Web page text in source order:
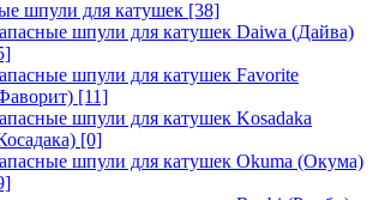
шпули для катушек [38]
шпули для катушек Daiwa (Дайва)
шпули для катушек Favorite
[11]
шпули для катушек Kosadaka
[0]
шпули для катушек Okuma (Окума)